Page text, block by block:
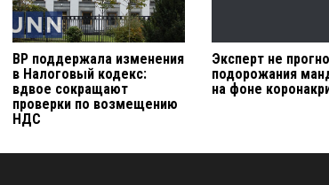
ВР поддержала изменения
в Налоговый кодекс:
вдвое сокращают
проверки по возмещению
НДС
Эксперт не
подорожания
на фоне